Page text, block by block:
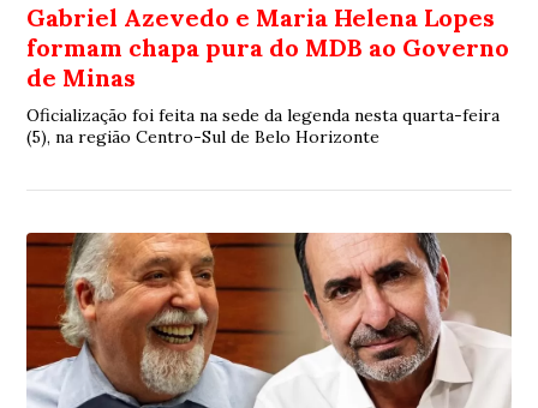
Gabriel Azevedo e Maria Helena Lopes
formam chapa pura do MDB ao Governo
de Minas
Oficialização foi feita na sede da legenda nesta quarta-feira
(5), na região Centro-Sul de Belo Horizonte